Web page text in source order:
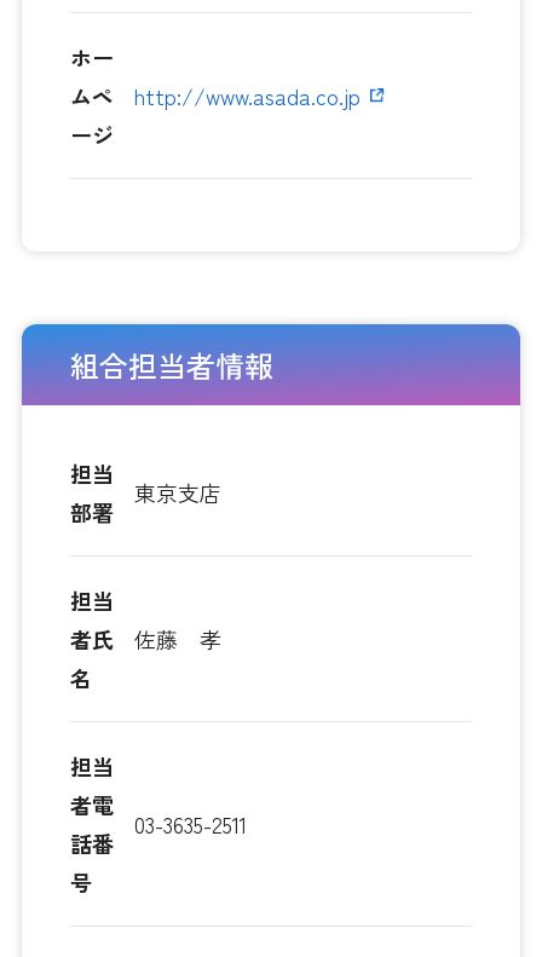
ホー
ムペ
ージ
http://www.asada.co.jp
組合担当者情報
担当
部署
東京支店
担当
者氏
名
佐藤 孝
担当
者電
話番
号
03-3635-2511